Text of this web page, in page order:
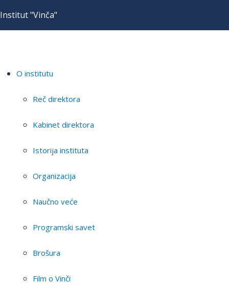
Institut "Vinča"
O institutu
Reč direktora
Kabinet direktora
Istorija instituta
Organizacija
Naučno veće
Programski savet
Brošura
Film o Vinči